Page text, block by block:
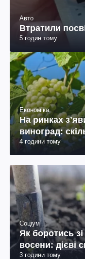
Авто
Втратили
5 годин тому
Економіка
На ринках
виноград:
4 години тому
Соціум
Як боротись
восени: дієві
3 години тому